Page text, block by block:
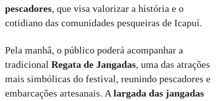
pescadores, que visa valorizar a história e o
cotidiano das comunidades pesqueiras de Icapuí.
Pela manhã, o público poderá acompanhar a
tradicional Regata de Jangadas, uma das atrações
mais simbólicas do festival, reunindo pescadores e
embarcações artesanais. A largada das jangadas